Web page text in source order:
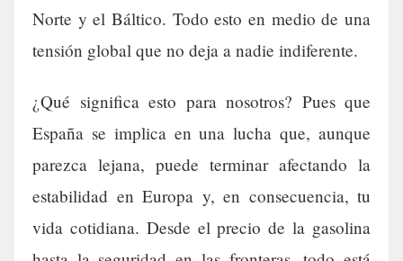
Norte y el Báltico. Todo esto en medio de una
tensión global que no deja a nadie indiferente.
¿Qué significa esto para nosotros? Pues que
España se implica en una lucha que, aunque
parezca lejana, puede terminar afectando la
estabilidad en Europa y, en consecuencia, tu
vida cotidiana. Desde el precio de la gasolina